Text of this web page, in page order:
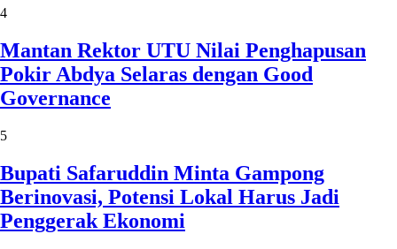
4
Mantan Rektor UTU Nilai Penghapusan
Pokir Abdya Selaras dengan Good
Governance
5
Bupati Safaruddin Minta Gampong
Berinovasi, Potensi Lokal Harus Jadi
Penggerak Ekonomi